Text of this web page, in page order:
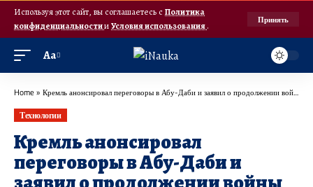
Используя этот сайт, вы соглашаетесь с Политика
конфиденциальностииУсловия использования.
Принять
Аа
Home » Кремль анонсировал переговоры в Абу-Даби и заявил о продолжении войны
Технологии
Кремль анонсировал
переговоры в Абу-Даби и